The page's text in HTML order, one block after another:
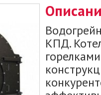
КПД.